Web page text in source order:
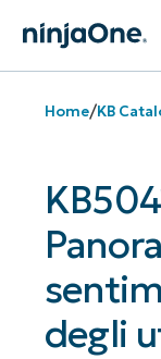
Home/KB
degli